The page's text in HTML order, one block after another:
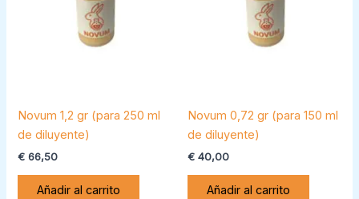
Novum 1,2 gr (para 250 ml
de diluyente)
€ 66,50
Añadir al carrito
Novum 0,72 gr (para 150 ml
de diluyente)
€ 40,00
Añadir al carrito